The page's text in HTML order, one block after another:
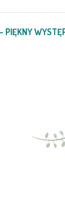
PIĘKNY